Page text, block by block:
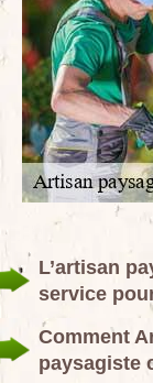
L’artisan
service
Comment
paysagiste